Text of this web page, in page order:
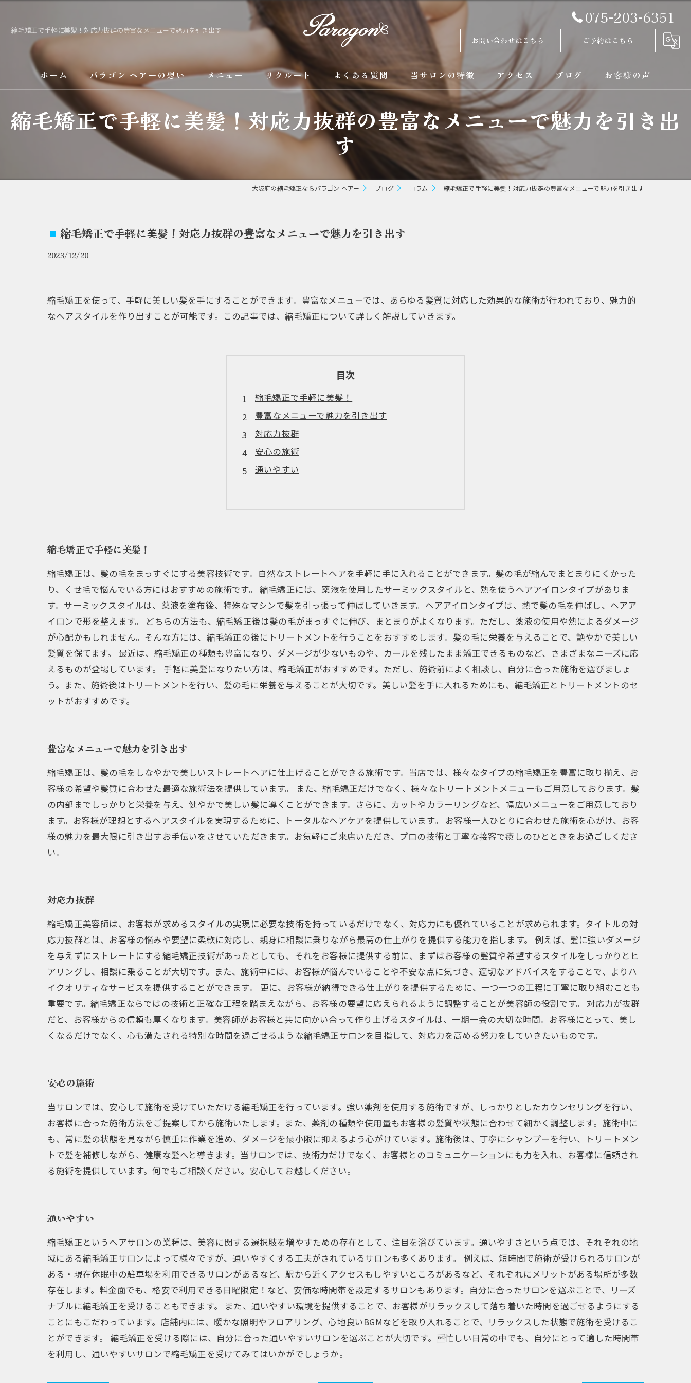
縮毛矯正で手軽に美髪！対応力抜群の豊富なメニューで魅力を引き出す
075-203-6351
お問い合わせはこちら ご予約はこちら
ホーム パラゴン ヘアーの想い
サービス
メニュー リクルート よくある質問 当サロンの特徴
京都の縮毛矯正
カラー
トリートメント
ブリーチ縮毛矯正
アクセス ブログ
コラム
お客様の声
縮毛矯正で手軽に美髪！対応力抜群の豊富なメニューで魅力を引き出
す
大阪府の縮毛矯正ならパラゴン ヘアー ブログ コラム 縮毛矯正で手軽に美髪！対応力抜群の豊富なメニューで魅力を引き出す
縮毛矯正で手軽に美髪！対応力抜群の豊富なメニューで魅力を引き出す
2023/12/20
縮毛矯正を使って、手軽に美しい髪を手にすることができます。豊富なメニューでは、あらゆる髪質に対応した効果的な施術が行われており、魅力的
なヘアスタイルを作り出すことが可能です。この記事では、縮毛矯正について詳しく解説していきます。
目次
縮毛矯正で手軽に美髪！
豊富なメニューで魅力を引き出す
対応力抜群
安心の施術
通いやすい
縮毛矯正で手軽に美髪！
縮毛矯正は、髪の毛をまっすぐにする美容技術です。自然なストレートヘアを手軽に手に入れることができます。髪の毛が縮んでまとまりにくかった
り、くせ毛で悩んでいる方にはおすすめの施術です。 縮毛矯正には、薬液を使用したサーミックスタイルと、熱を使うヘアアイロンタイプがありま
す。サーミックスタイルは、薬液を塗布後、特殊なマシンで髪を引っ張って伸ばしていきます。ヘアアイロンタイプは、熱で髪の毛を伸ばし、ヘアア
イロンで形を整えます。 どちらの方法も、縮毛矯正後は髪の毛がまっすぐに伸び、まとまりがよくなります。ただし、薬液の使用や熱によるダメージ
が心配かもしれません。そんな方には、縮毛矯正の後にトリートメントを行うことをおすすめします。髪の毛に栄養を与えることで、艶やかで美しい
髪質を保てます。 最近は、縮毛矯正の種類も豊富になり、ダメージが少ないものや、カールを残したまま矯正できるものなど、さまざまなニーズに応
えるものが登場しています。 手軽に美髪になりたい方は、縮毛矯正がおすすめです。ただし、施術前によく相談し、自分に合った施術を選びましょ
う。また、施術後はトリートメントを行い、髪の毛に栄養を与えることが大切です。美しい髪を手に入れるためにも、縮毛矯正とトリートメントのセ
ットがおすすめです。
豊富なメニューで魅力を引き出す
縮毛矯正は、髪の毛をしなやかで美しいストレートヘアに仕上げることができる施術です。当店では、様々なタイプの縮毛矯正を豊富に取り揃え、お
客様の希望や髪質に合わせた最適な施術法を提供しています。 また、縮毛矯正だけでなく、様々なトリートメントメニューもご用意しております。髪
の内部までしっかりと栄養を与え、健やかで美しい髪に導くことができます。さらに、カットやカラーリングなど、幅広いメニューをご用意しており
ます。お客様が理想とするヘアスタイルを実現するために、トータルなヘアケアを提供しています。 お客様一人ひとりに合わせた施術を心がけ、お客
様の魅力を最大限に引き出すお手伝いをさせていただきます。お気軽にご来店いただき、プロの技術と丁寧な接客で癒しのひとときをお過ごしくださ
い。
対応力抜群
縮毛矯正美容師は、お客様が求めるスタイルの実現に必要な技術を持っているだけでなく、対応力にも優れていることが求められます。タイトルの対
応力抜群とは、お客様の悩みや要望に柔軟に対応し、親身に相談に乗りながら最高の仕上がりを提供する能力を指します。 例えば、髪に強いダメージ
を与えずにストレートにする縮毛矯正技術があったとしても、それをお客様に提供する前に、まずはお客様の髪質や希望するスタイルをしっかりとヒ
アリングし、相談に乗ることが大切です。また、施術中には、お客様が悩んでいることや不安な点に気づき、適切なアドバイスをすることで、よりハ
イクオリティなサービスを提供することができます。 更に、お客様が納得できる仕上がりを提供するために、一つ一つの工程に丁寧に取り組むことも
重要です。縮毛矯正ならではの技術と正確な工程を踏まえながら、お客様の要望に応えられるように調整することが美容師の役割です。 対応力が抜群
だと、お客様からの信頼も厚くなります。美容師がお客様と共に向かい合って作り上げるスタイルは、一期一会の大切な時間。お客様にとって、美し
くなるだけでなく、心も満たされる特別な時間を過ごせるような縮毛矯正サロンを目指して、対応力を高める努力をしていきたいものです。
安心の施術
当サロンでは、安心して施術を受けていただける縮毛矯正を行っています。強い薬剤を使用する施術ですが、しっかりとしたカウンセリングを行い、
お客様に合った施術方法をご提案してから施術いたします。また、薬剤の種類や使用量もお客様の髪質や状態に合わせて細かく調整します。施術中に
も、常に髪の状態を見ながら慎重に作業を進め、ダメージを最小限に抑えるよう心がけています。施術後は、丁寧にシャンプーを行い、トリートメン
トで髪を補修しながら、健康な髪へと導きます。当サロンでは、技術力だけでなく、お客様とのコミュニケーションにも力を入れ、お客様に信頼され
る施術を提供しています。何でもご相談ください。安心してお越しください。
通いやすい
縮毛矯正というヘアサロンの業種は、美容に関する選択肢を増やすための存在として、注目を浴びています。通いやすさという点では、それぞれの地
域にある縮毛矯正サロンによって様々ですが、通いやすくする工夫がされているサロンも多くあります。 例えば、短時間で施術が受けられるサロンが
ある・現在休眠中の駐車場を利用できるサロンがあるなど、駅から近くアクセスもしやすいところがあるなど、それぞれにメリットがある場所が多数
存在します。料金面でも、格安で利用できる日曜限定！など、安価な時間帯を設定するサロンもあります。自分に合ったサロンを選ぶことで、リーズ
ナブルに縮毛矯正を受けることもできます。 また、通いやすい環境を提供することで、お客様がリラックスして落ち着いた時間を過ごせるようにする
ことにもこだわっています。店舗内には、暖かな照明やフロアリング、心地良いBGMなどを取り入れることで、リラックスした状態で施術を受けるこ
とができます。 縮毛矯正を受ける際には、自分に合った通いやすいサロンを選ぶことが大切です。忙しい日常の中でも、自分にとって適した時間帯
を利用し、通いやすいサロンで縮毛矯正を受けてみてはいかがでしょうか。